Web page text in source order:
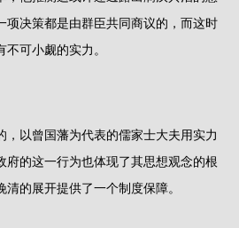
项决策都是由群臣共同商议的，而这时
可小觑的实力。
，以曾国藩为代表的儒家士大夫用实力
府的这一行为也体现了其思想观念的根
的展开提供了一个制度保障。